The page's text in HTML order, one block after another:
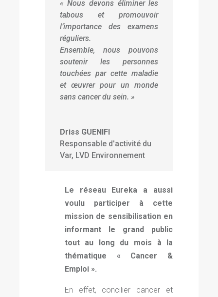
«Nous devons éliminer les
tabous et promouvoir
l’importance des examens
réguliers.
Ensemble, nous pouvons
soutenir les personnes
touchées par cette maladie
et œuvrer pour un monde
sans cancer du sein. »
Driss GUENIFI
Responsable d'activité du
Var, LVD Environnement
Le réseau Eureka a aussi
voulu participer à cette
mission de sensibilisation en
informant le grand public
tout au long du mois à la
thématique « Cancer &
Emploi ».
En effet, concilier cancer et